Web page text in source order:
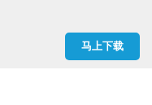
马上下载